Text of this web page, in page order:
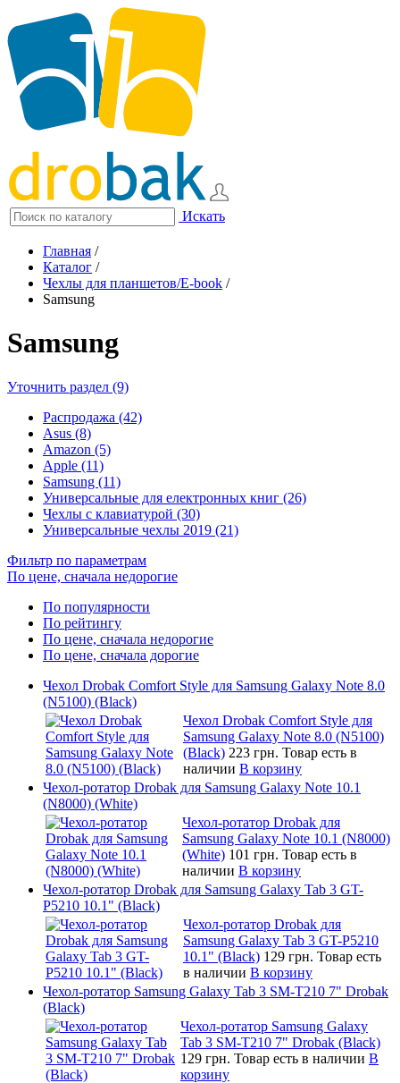
Искать
Главная /
Каталог /
Чехлы для планшетов/E-book /
Samsung
Samsung
Уточнить раздел (9)
Распродажа (42)
Asus (8)
Amazon (5)
Apple (11)
Samsung (11)
Универсальные для електронных книг (26)
Чехлы с клавиатурой (30)
Универсальные чехлы 2019 (21)
Фильтр по параметрам
По цене, сначала недорогие
По популярности
По рейтингу
По цене, сначала недорогие
По цене, сначала дорогие
Чехол Drobak Comfort Style для Samsung Galaxy Note 8.0
(N5100) (Black)
Чехол Drobak Comfort Style для
Samsung Galaxy Note 8.0 (N5100)
(Black) 223 грн. Товар есть в
наличии В корзину
Чехол-ротатор Drobak для Samsung Galaxy Note 10.1
(N8000) (White)
Чехол-ротатор Drobak для
Samsung Galaxy Note 10.1 (N8000)
(White) 101 грн. Товар есть в
наличии В корзину
Чехол-ротатор Drobak для Samsung Galaxy Tab 3 GT-
P5210 10.1" (Black)
Чехол-ротатор Drobak для
Samsung Galaxy Tab 3 GT-P5210
10.1" (Black) 129 грн. Товар есть
в наличии В корзину
Чехол-ротатор Samsung Galaxy Tab 3 SM-T210 7" Drobak
(Black)
Чехол-ротатор Samsung Galaxy
Tab 3 SM-T210 7" Drobak (Black)
129 грн. Товар есть в наличии В
корзину